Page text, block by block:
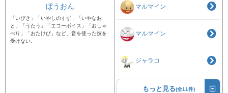
ぼうおん
「いびき」「いやしのすず」「いやなお
と」「うたう」「エコーボイス」「おしゃ
べり」「おたけび」など、音を使った技を
受けない。
マルマイン
マルマイン
ジャラコ
もっと見る(全11件)